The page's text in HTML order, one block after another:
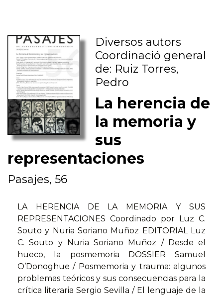
Diversos autors
Coordinació general
de: Ruiz Torres,
Pedro
La herencia de
la memoria y
sus
representaciones
Pasajes, 56
LA HERENCIA DE LA MEMORIA Y SUS
REPRESENTACIONES Coordinado por Luz C.
Souto y Nuria Soriano Muñoz EDITORIAL Luz
C. Souto y Nuria Soriano Muñoz / Desde el
hueco, la posmemoria DOSSIER Samuel
O’Donoghue / Posmemoria y trauma: algunos
problemas teóricos y sus consecuencias para la
crítica literaria Sergio Sevilla / El lenguaje de la